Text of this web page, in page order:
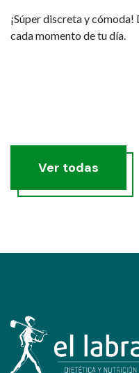
¡Súper discreta y
cada momento de tu día.
Ver todas